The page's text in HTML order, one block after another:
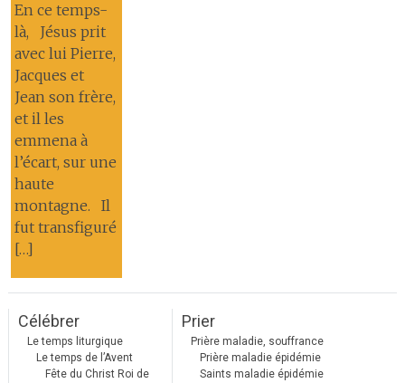
En ce temps-
là, Jésus prit
avec lui Pierre,
Jacques et
Jean son frère,
et il les
emmena à
l’écart, sur une
haute
montagne. Il
fut transfiguré
[…]
Célébrer
Le temps liturgique
Le temps de l’Avent
Fête du Christ Roi de
Prier
Prière maladie, souffrance
Prière maladie épidémie
Saints maladie épidémie